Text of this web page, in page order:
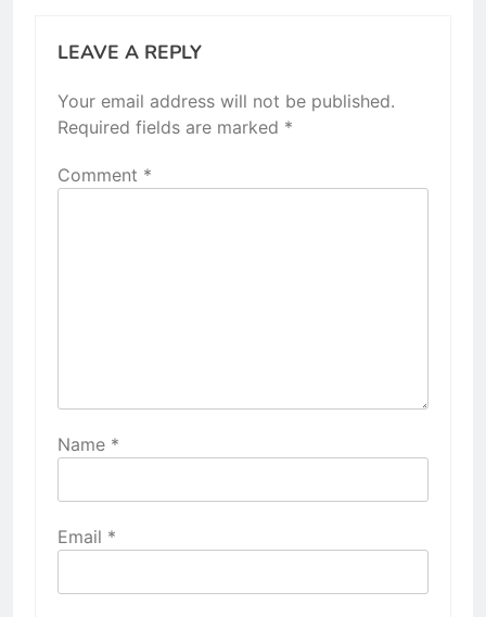
LEAVE A REPLY
Your email address will not be published.
Required fields are marked *
Comment *
Name *
Email *